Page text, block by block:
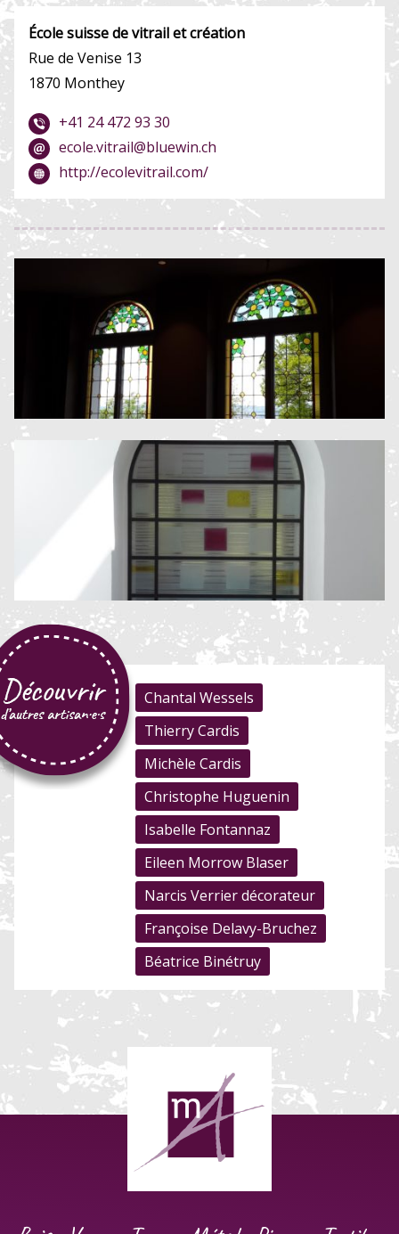
École suisse de vitrail et création
Rue de Venise 13
1870 Monthey
+41 24 472 93 30
ecole.vitrail@bluewin.ch
http://ecolevitrail.com/
Chantal Wessels
Thierry Cardis
Michèle Cardis
Christophe Huguenin
Isabelle Fontannaz
Eileen Morrow Blaser
Narcis Verrier décorateur
Françoise Delavy-Bruchez
Béatrice Binétruy